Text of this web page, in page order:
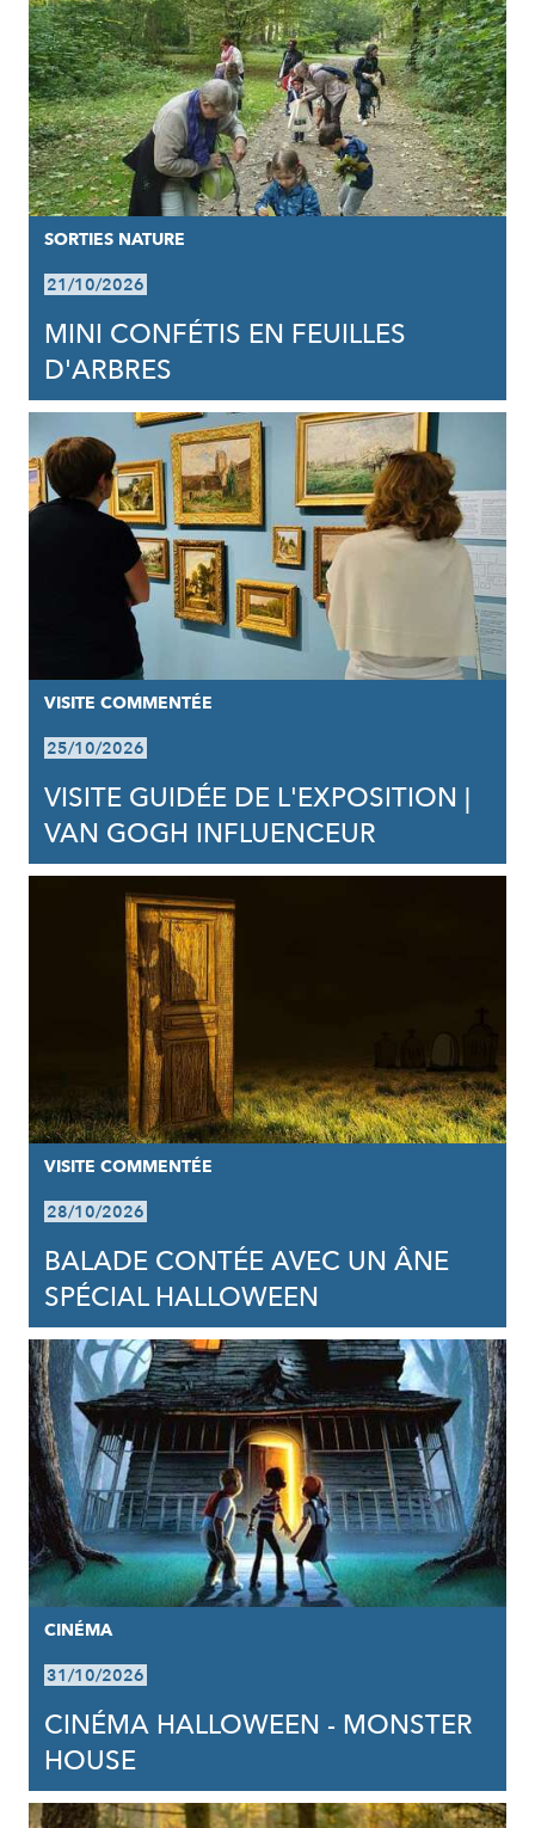
SORTIES NATURE
21/10/2026
MINI CONFÉTIS EN FEUILLES
D'ARBRES
VISITE COMMENTÉE
25/10/2026
VISITE GUIDÉE DE L'EXPOSITION |
VAN GOGH INFLUENCEUR
VISITE COMMENTÉE
28/10/2026
BALADE CONTÉE AVEC UN ÂNE
SPÉCIAL HALLOWEEN
CINÉMA
31/10/2026
CINÉMA HALLOWEEN - MONSTER
HOUSE